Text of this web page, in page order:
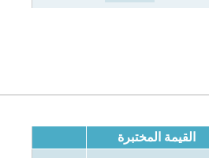
القيمة المختبرة